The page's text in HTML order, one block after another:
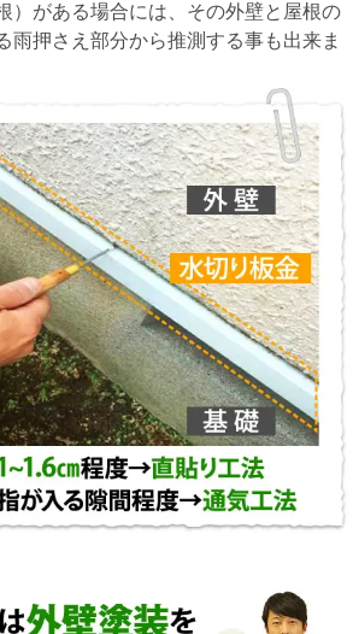
）がある場合には、その外壁と屋根の
雨押さえ部分から推測する事も出来ま